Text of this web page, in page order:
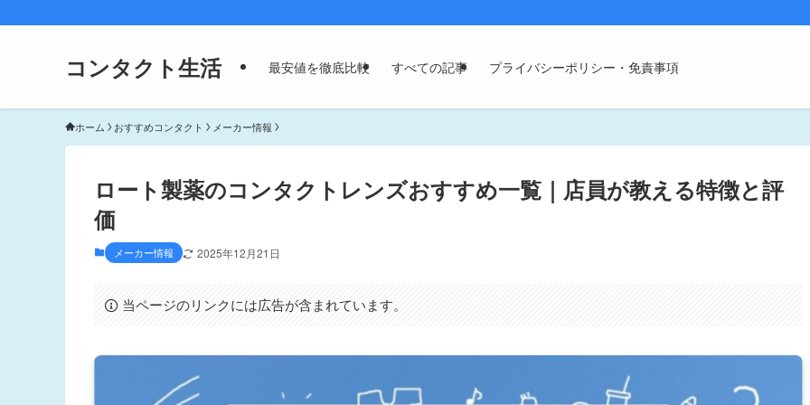
コンタクト生活 最安値を徹底比較 すべての記事 プライバシーポリシー・免責事項
ホーム おすすめコンタクト メーカー情報
ロート製薬のコンタクトレンズおすすめ一覧｜店員が教える特徴と評
価
メーカー情報 2025年12月21日
当ページのリンクには広告が含まれています。